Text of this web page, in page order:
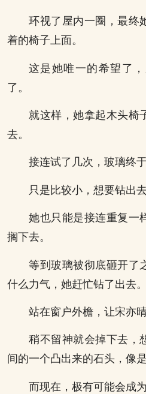
环视了屋内一圈，最终
着的椅子上面。
这是她唯一的希望了
了。
就这样，她拿起木头椅
去。
接连试了几次，玻璃终
只是比较小，想要钻出
她也只能是接连重复一
搁下去。
等到玻璃被彻底砸开了
什么力气，她赶忙钻了出去。
站在窗户外檐，让宋亦
稍不留神就会掉下去，
间的一个凸出来的石头，像
而现在，极有可能会成